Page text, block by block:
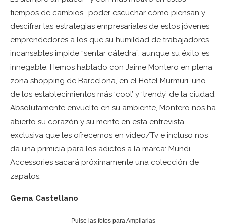
tiempos de cambios- poder escuchar cómo piensan y
descifrar las estrategias empresariales de estos jóvenes
emprendedores a los que su humildad de trabajadores
incansables impide “sentar cátedra”, aunque su éxito es
innegable. Hemos hablado con Jaime Montero en plena
zona shopping de Barcelona, en el Hotel Murmuri, uno
de los establecimientos más ‘cool’ y ‘trendy’ de la ciudad.
Absolutamente envuelto en su ambiente, Montero nos ha
abierto su corazón y su mente en esta entrevista
exclusiva que les ofrecemos en vídeo/Tv e incluso nos
da una primicia para los adictos a la marca: Mundi
Accessories sacará próximamente una colección de
zapatos.
Gema Castellano
Pulse las fotos para Ampliarlas